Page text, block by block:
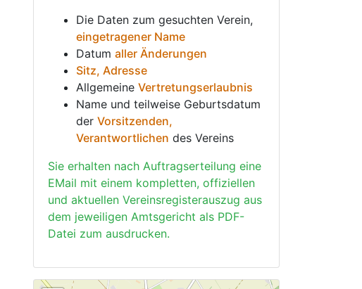
Die Daten zum gesuchten Verein,
eingetragener Name
Datum aller Änderungen
Sitz, Adresse
Allgemeine Vertretungserlaubnis
Name und teilweise Geburtsdatum
der Vorsitzenden,
Verantwortlichen des Vereins
Sie erhalten nach Auftragserteilung eine
EMail mit einem kompletten, offiziellen
und aktuellen Vereinsregisterauszug aus
dem jeweiligen Amtsgericht als PDF-
Datei zum ausdrucken.